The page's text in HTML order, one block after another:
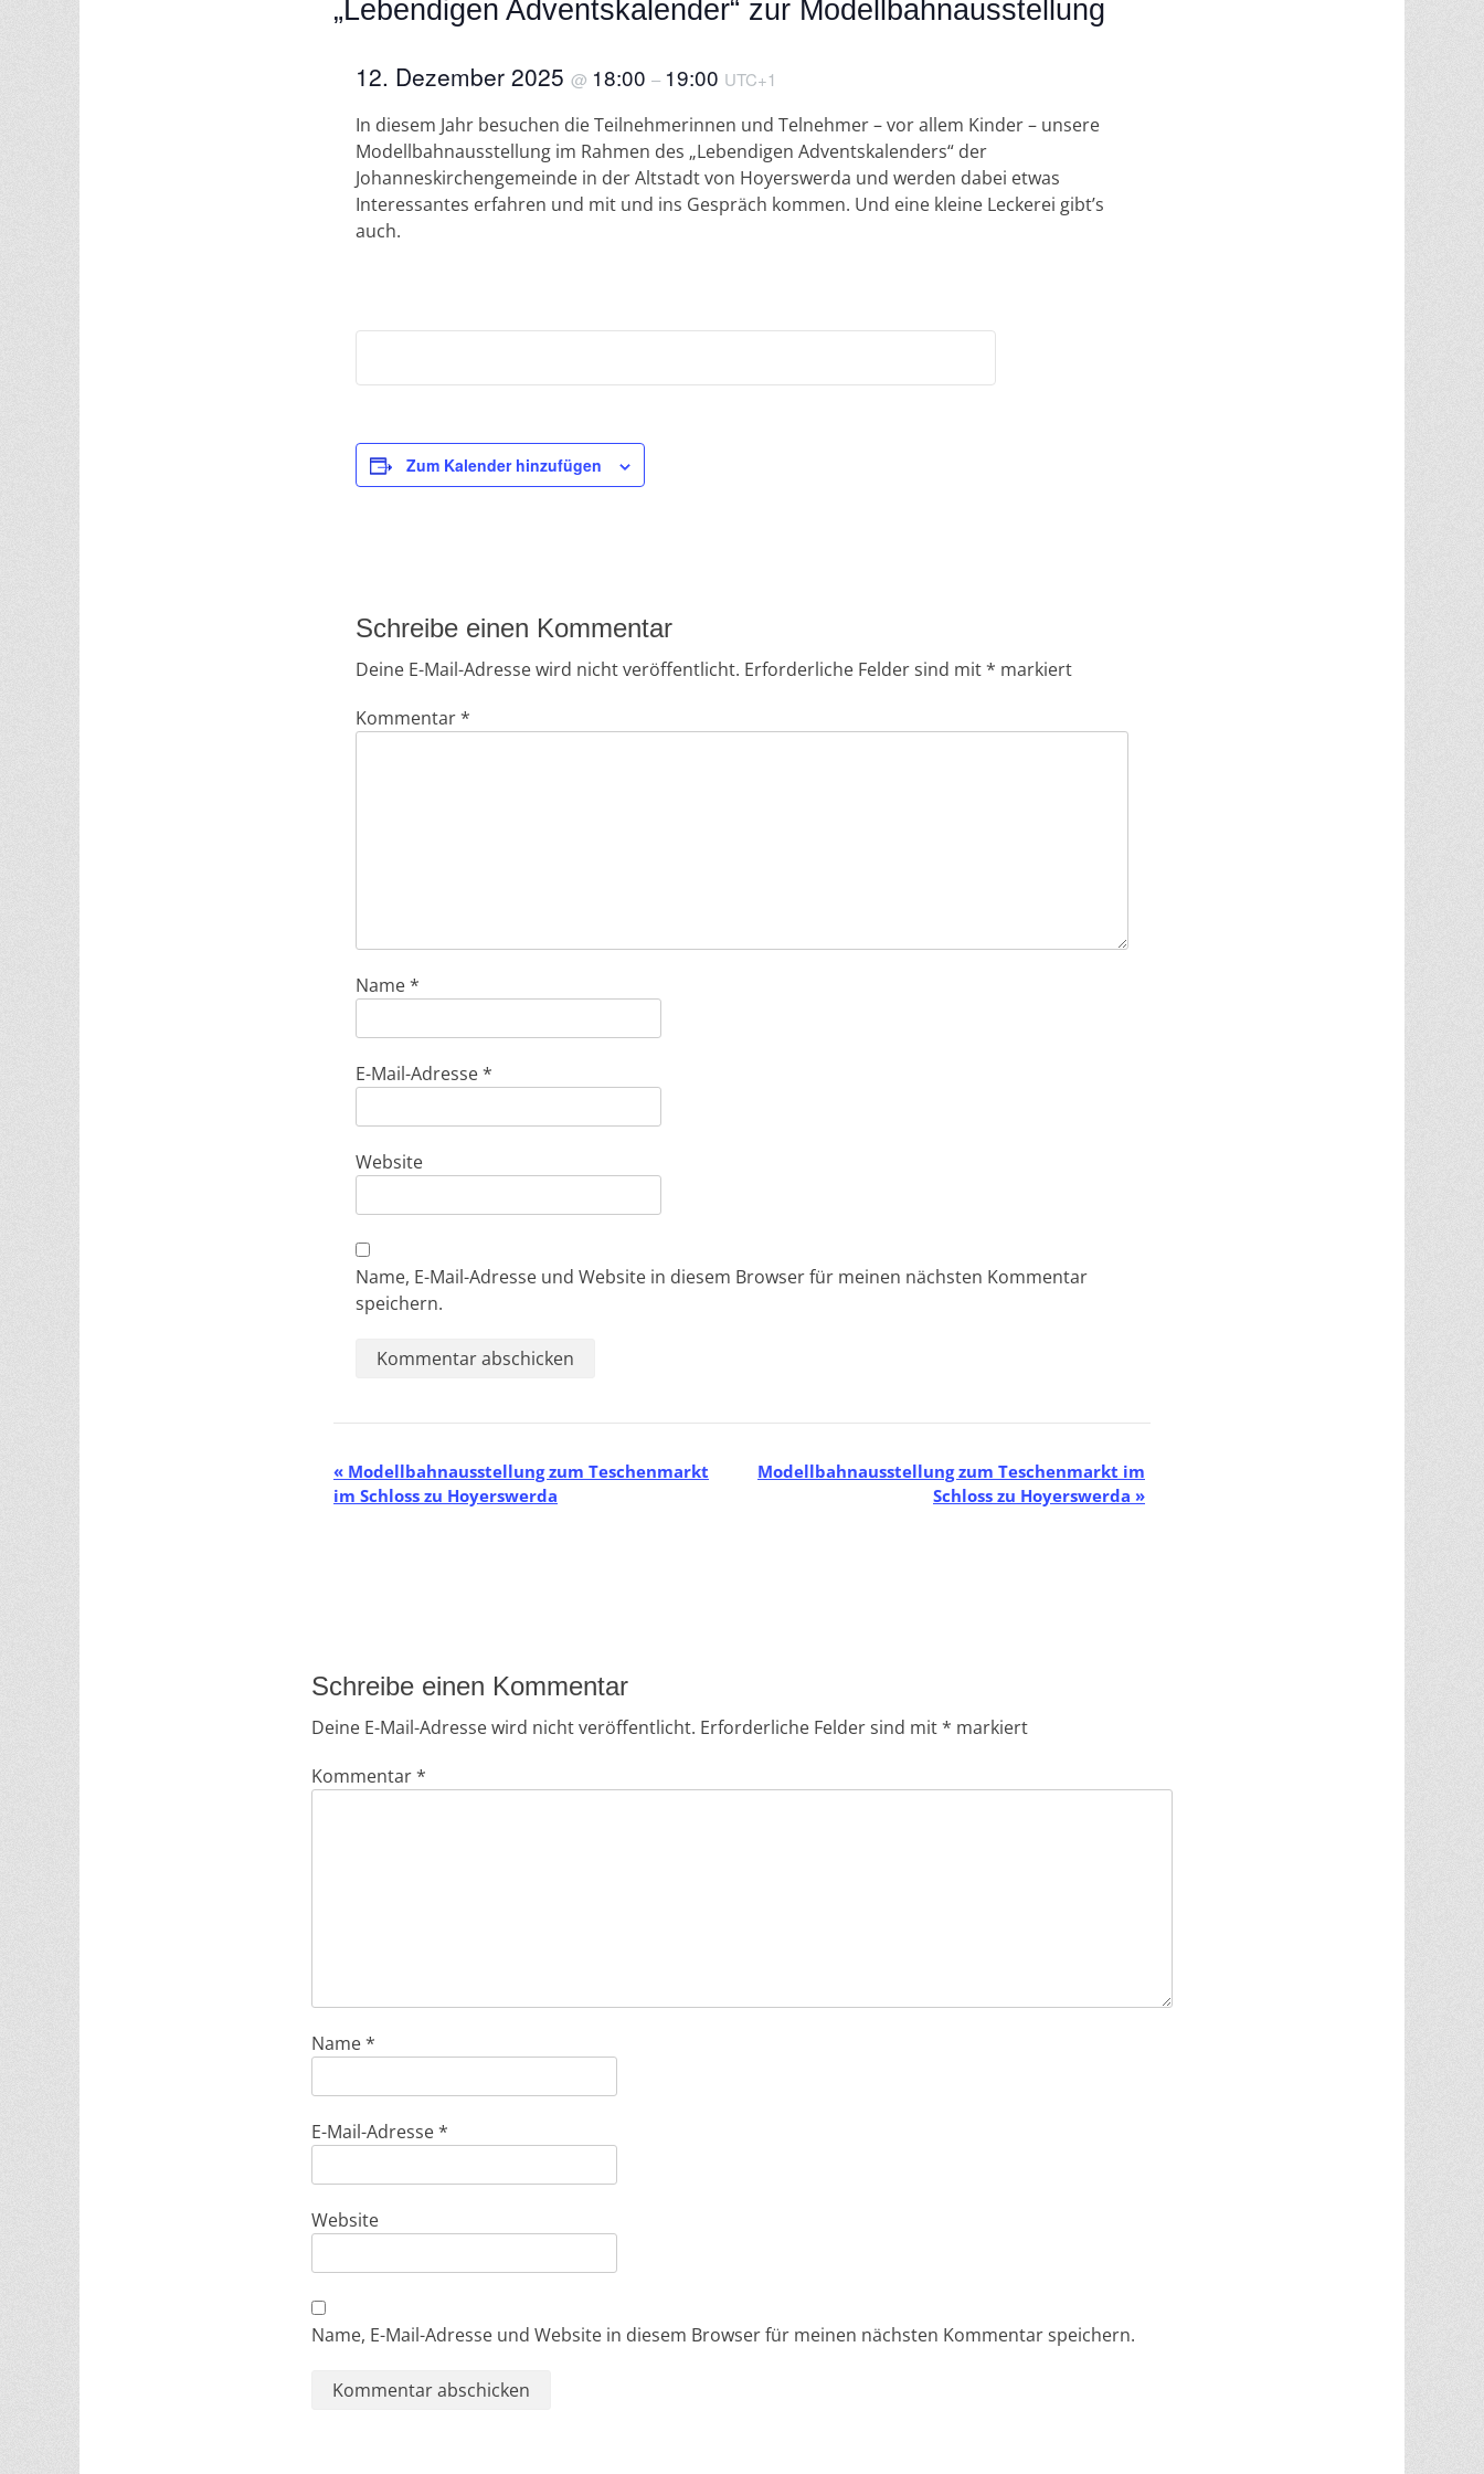
„Lebendigen Adventskalender“ zur Modellbahnausstellung
12. Dezember 2025 @ 18:00 – 19:00 UTC+1
In diesem Jahr besuchen die Teilnehmerinnen und Telnehmer – vor allem Kinder – unsere
Modellbahnausstellung im Rahmen des „Lebendigen Adventskalenders“ der
Johanneskirchengemeinde in der Altstadt von Hoyerswerda und werden dabei etwas
Interessantes erfahren und mit und ins Gespräch kommen. Und eine kleine Leckerei gibt’s
auch.
Zum Kalender hinzufügen
Schreibe einen Kommentar
Deine E-Mail-Adresse wird nicht veröffentlicht. Erforderliche Felder sind mit* markiert
Kommentar*
Name*
E-Mail-Adresse*
Website
Name, E-Mail-Adresse und Website in diesem Browser für meinen nächsten Kommentar
speichern.
V
e
t
a
t
i
g
a
i
o
« Modellbahnausstellung zum Teschenmarkt
im Schloss zu Hoyerswerda
Modellbahnausstellung zum Teschenmarkt im
Schloss zu Hoyerswerda »
Schreibe einen Kommentar
Deine E-Mail-Adresse wird nicht veröffentlicht. Erforderliche Felder sind mit* markiert
Kommentar*
Name*
E-Mail-Adresse*
Website
Name, E-Mail-Adresse und Website in diesem Browser für meinen nächsten Kommentar speichern.